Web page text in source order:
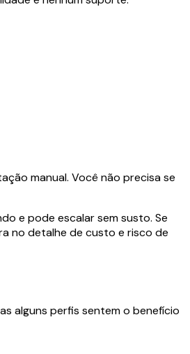
manual. Você não precisa se
e pode escalar sem susto. Se
no detalhe de custo e risco de
alguns perfis sentem o benefício